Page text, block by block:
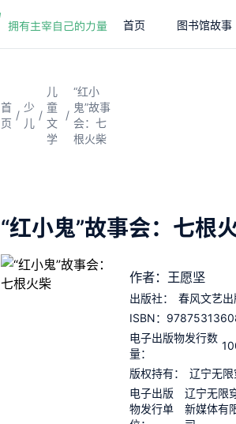
首页 图书馆故事
首
页
/
少
儿
/
儿
童
文
学
/
“红小
鬼”故事
会：七
根火柴
“红小鬼”故事会：七根
作者：王愿坚
出版社：
春风文艺
ISBN：
电子出版物发行数
量：
版权持有：
辽宁无
电子出版
物发行单
辽宁无限
新媒体有